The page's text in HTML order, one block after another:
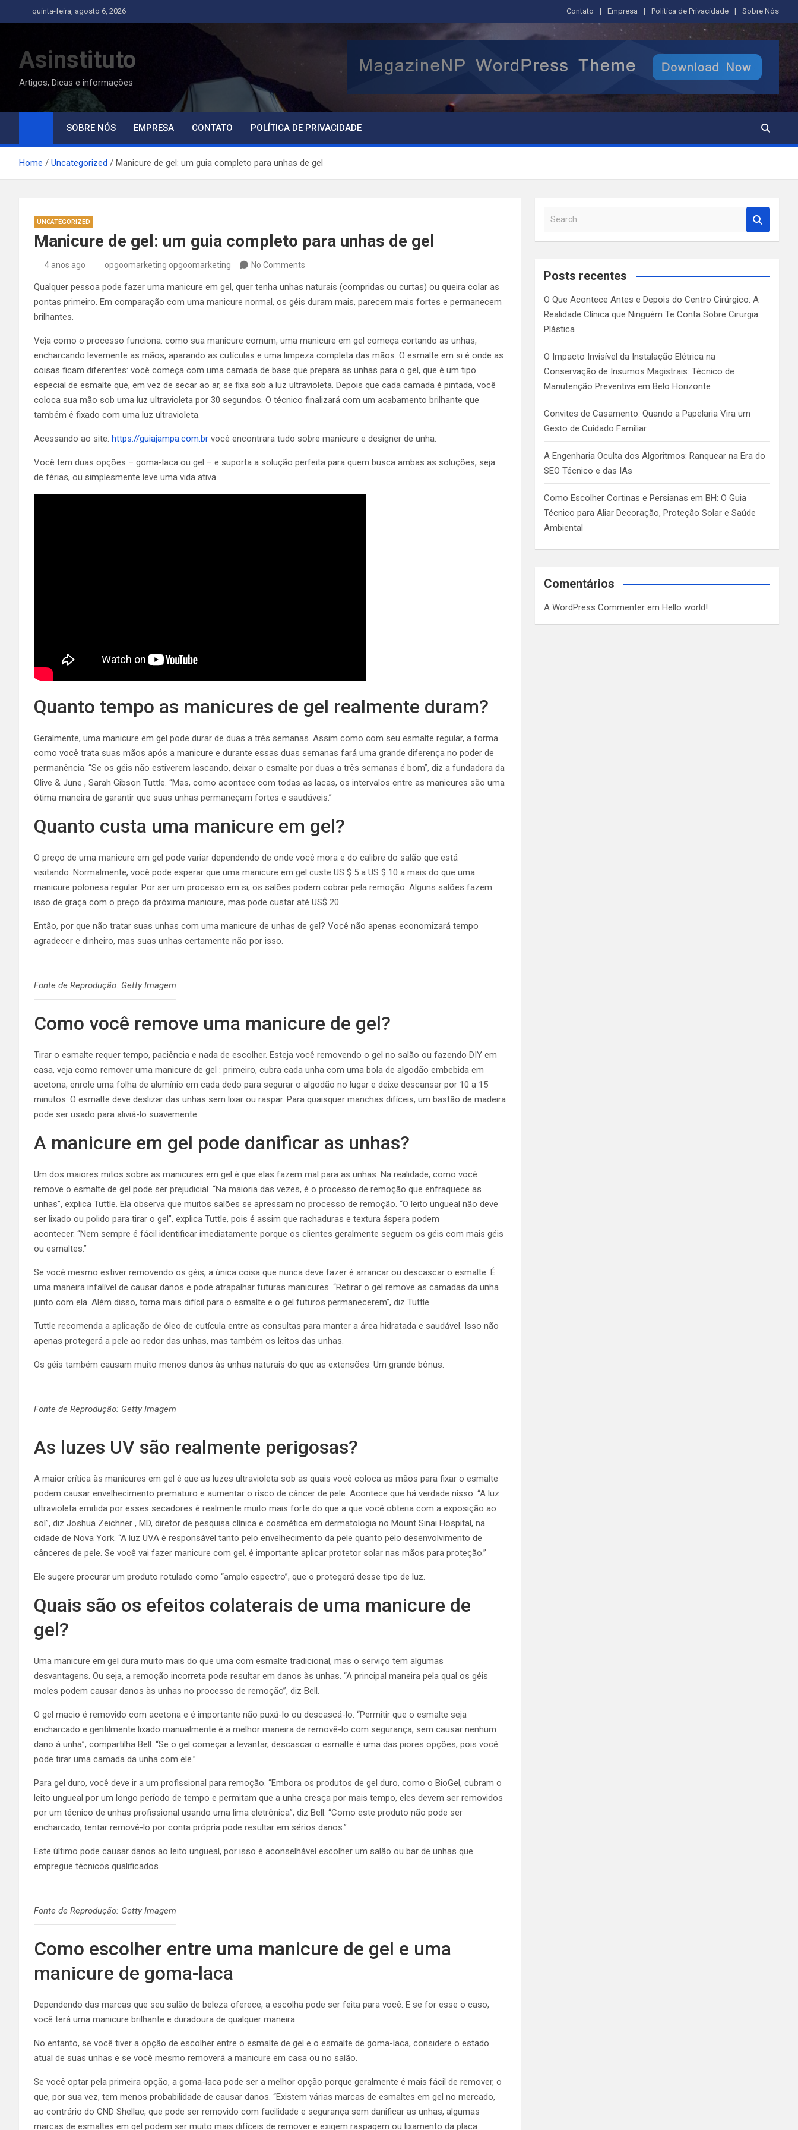
to
quinta-feira, agosto 6, 2026 Contato Empresa Política de Privacidade Sobre Nós
Asinstituto
Artigos, Dicas e informações
SOBRE NÓS EMPRESA CONTATO POLÍTICA DE PRIVACIDADE
Home Uncategorized Manicure de gel: um guia completo para unhas de gel
UNCATEGORIZED
Manicure de gel: um guia completo para unhas de gel
4 anos ago opgoomarketing opgoomarketing No Comments
Qualquer pessoa pode fazer uma manicure em gel, quer tenha unhas naturais (compridas ou curtas) ou queira colar as
pontas primeiro. Em comparação com uma manicure normal, os géis duram mais, parecem mais fortes e permanecem
brilhantes.
Veja como o processo funciona: como sua manicure comum, uma manicure em gel começa cortando as unhas,
encharcando levemente as mãos, aparando as cutículas e uma limpeza completa das mãos. O esmalte em si é onde as
coisas ficam diferentes: você começa com uma camada de base que prepara as unhas para o gel, que é um tipo
especial de esmalte que, em vez de secar ao ar, se fixa sob a luz ultravioleta. Depois que cada camada é pintada, você
coloca sua mão sob uma luz ultravioleta por 30 segundos. O técnico finalizará com um acabamento brilhante que
também é fixado com uma luz ultravioleta.
Acessando ao site: https://guiajampa.com.br você encontrara tudo sobre manicure e designer de unha.
Você tem duas opções – goma-laca ou gel – e suporta a solução perfeita para quem busca ambas as soluções, seja
de férias, ou simplesmente leve uma vida ativa.
Quanto tempo as manicures de gel realmente duram?
Geralmente, uma manicure em gel pode durar de duas a três semanas. Assim como com seu esmalte regular, a forma
como você trata suas mãos após a manicure e durante essas duas semanas fará uma grande diferença no poder de
permanência. “Se os géis não estiverem lascando, deixar o esmalte por duas a três semanas é bom”, diz a fundadora da
Olive & June , Sarah Gibson Tuttle. “Mas, como acontece com todas as lacas, os intervalos entre as manicures são uma
ótima maneira de garantir que suas unhas permaneçam fortes e saudáveis.”
Quanto custa uma manicure em gel?
O preço de uma manicure em gel pode variar dependendo de onde você mora e do calibre do salão que está
visitando. Normalmente, você pode esperar que uma manicure em gel custe US $ 5 a US $ 10 a mais do que uma
manicure polonesa regular. Por ser um processo em si, os salões podem cobrar pela remoção. Alguns salões fazem
isso de graça com o preço da próxima manicure, mas pode custar até US$ 20.
Então, por que não tratar suas unhas com uma manicure de unhas de gel? Você não apenas economizará tempo
agradecer e dinheiro, mas suas unhas certamente não por isso.
Fonte de Reprodução: Getty Imagem
Como você remove uma manicure de gel?
Tirar o esmalte requer tempo, paciência e nada de escolher. Esteja você removendo o gel no salão ou fazendo DIY em
casa, veja como remover uma manicure de gel : primeiro, cubra cada unha com uma bola de algodão embebida em
acetona, enrole uma folha de alumínio em cada dedo para segurar o algodão no lugar e deixe descansar por 10 a 15
minutos. O esmalte deve deslizar das unhas sem lixar ou raspar. Para quaisquer manchas difíceis, um bastão de madeira
pode ser usado para aliviá-lo suavemente.
A manicure em gel pode danificar as unhas?
Um dos maiores mitos sobre as manicures em gel é que elas fazem mal para as unhas. Na realidade, como você
remove o esmalte de gel pode ser prejudicial. “Na maioria das vezes, é o processo de remoção que enfraquece as
unhas”, explica Tuttle. Ela observa que muitos salões se apressam no processo de remoção. “O leito ungueal não deve
ser lixado ou polido para tirar o gel”, explica Tuttle, pois é assim que rachaduras e textura áspera podem
acontecer. “Nem sempre é fácil identificar imediatamente porque os clientes geralmente seguem os géis com mais géis
ou esmaltes.”
Se você mesmo estiver removendo os géis, a única coisa que nunca deve fazer é arrancar ou descascar o esmalte. É
uma maneira infalível de causar danos e pode atrapalhar futuras manicures. “Retirar o gel remove as camadas da unha
junto com ela. Além disso, torna mais difícil para o esmalte e o gel futuros permanecerem”, diz Tuttle.
Tuttle recomenda a aplicação de óleo de cutícula entre as consultas para manter a área hidratada e saudável. Isso não
apenas protegerá a pele ao redor das unhas, mas também os leitos das unhas.
Os géis também causam muito menos danos às unhas naturais do que as extensões. Um grande bônus.
Fonte de Reprodução: Getty Imagem
As luzes UV são realmente perigosas?
A maior crítica às manicures em gel é que as luzes ultravioleta sob as quais você coloca as mãos para fixar o esmalte
podem causar envelhecimento prematuro e aumentar o risco de câncer de pele. Acontece que há verdade nisso. “A luz
ultravioleta emitida por esses secadores é realmente muito mais forte do que a que você obteria com a exposição ao
sol”, diz Joshua Zeichner , MD, diretor de pesquisa clínica e cosmética em dermatologia no Mount Sinai Hospital, na
cidade de Nova York. “A luz UVA é responsável tanto pelo envelhecimento da pele quanto pelo desenvolvimento de
cânceres de pele. Se você vai fazer manicure com gel, é importante aplicar protetor solar nas mãos para proteção.”
Ele sugere procurar um produto rotulado como “amplo espectro”, que o protegerá desse tipo de luz.
Quais são os efeitos colaterais de uma manicure de
gel?
Uma manicure em gel dura muito mais do que uma com esmalte tradicional, mas o serviço tem algumas
desvantagens. Ou seja, a remoção incorreta pode resultar em danos às unhas. “A principal maneira pela qual os géis
moles podem causar danos às unhas no processo de remoção”, diz Bell.
O gel macio é removido com acetona e é importante não puxá-lo ou descascá-lo. “Permitir que o esmalte seja
encharcado e gentilmente lixado manualmente é a melhor maneira de removê-lo com segurança, sem causar nenhum
dano à unha”, compartilha Bell. “Se o gel começar a levantar, descascar o esmalte é uma das piores opções, pois você
pode tirar uma camada da unha com ele.”
Para gel duro, você deve ir a um profissional para remoção. “Embora os produtos de gel duro, como o BioGel, cubram o
leito ungueal por um longo período de tempo e permitam que a unha cresça por mais tempo, eles devem ser removidos
por um técnico de unhas profissional usando uma lima eletrônica”, diz Bell. “Como este produto não pode ser
encharcado, tentar removê-lo por conta própria pode resultar em sérios danos.”
Este último pode causar danos ao leito ungueal, por isso é aconselhável escolher um salão ou bar de unhas que
empregue técnicos qualificados.
Fonte de Reprodução: Getty Imagem
Como escolher entre uma manicure de gel e uma
manicure de goma-laca
Dependendo das marcas que seu salão de beleza oferece, a escolha pode ser feita para você. E se for esse o caso,
você terá uma manicure brilhante e duradoura de qualquer maneira.
No entanto, se você tiver a opção de escolher entre o esmalte de gel e o esmalte de goma-laca, considere o estado
atual de suas unhas e se você mesmo removerá a manicure em casa ou no salão.
Se você optar pela primeira opção, a goma-laca pode ser a melhor opção porque geralmente é mais fácil de remover, o
que, por sua vez, tem menos probabilidade de causar danos. “Existem várias marcas de esmaltes em gel no mercado,
ao contrário do CND Shellac, que pode ser removido com facilidade e segurança sem danificar as unhas, algumas
marcas de esmaltes em gel podem ser muito mais difíceis de remover e exigem raspagem ou lixamento da placa
a
c
Posts recentes
O Que Acontece Antes e Depois do Centro Cirúrgico: A
Realidade Clínica que Ninguém Te Conta Sobre Cirurgia
Plástica
O Impacto Invisível da Instalação Elétrica na
Conservação de Insumos Magistrais: Técnico de
Manutenção Preventiva em Belo Horizonte
Convites de Casamento: Quando a Papelaria Vira um
Gesto de Cuidado Familiar
A Engenharia Oculta dos Algoritmos: Ranquear na Era do
SEO Técnico e das IAs
Como Escolher Cortinas e Persianas em BH: O Guia
Técnico para Aliar Decoração, Proteção Solar e Saúde
Ambiental
Comentários
A WordPress Commenter emHello world!